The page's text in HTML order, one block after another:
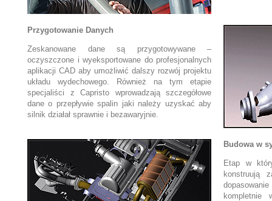
Przygotowanie Danych
Zeskanowane dane są przygotowywane –
oczyszczone i wyeksportowane do profesjonalnych
aplikacji CAD aby umożliwić dalszy rozwój projektu
układu wydechowego. Również na tym etapie
specjaliści z Capristo wprowadzają szczegółowe
dane o przepływie spalin jaki należy uzyskać aby
silnik działał sprawnie i bezawaryjnie.
Budowa w
Etap w
konstruują
kompletnie